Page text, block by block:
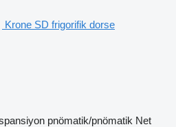
Krone SD frigorifik dorse
pnömatik/pnömatik Net